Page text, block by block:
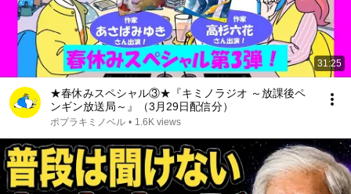
31:25
★春休みスペシャル③★『キミノラジオ ～放課後ペ
ンギン放送局～』（3月29日配信分）
ポプラキミノベル • 1.6K views